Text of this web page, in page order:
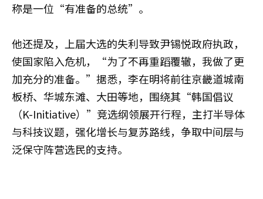
称是一位“有准备的总统”。
他还提及，上届大选的失利导致尹锡悦政府执政，
使国家陷入危机，“为了不再重蹈覆辙，我做了更
加充分的准备。”据悉，李在明将前往京畿道城南
板桥、华城东滩、大田等地，围绕其“韩国倡议
（K-Initiative）”竞选纲领展开行程，主打半导体
与科技议题，强化增长与复苏路线，争取中间层与
泛保守阵营选民的支持。